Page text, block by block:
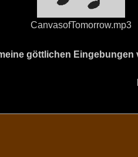
CanvasofTomorrow.mp3
göttlichen